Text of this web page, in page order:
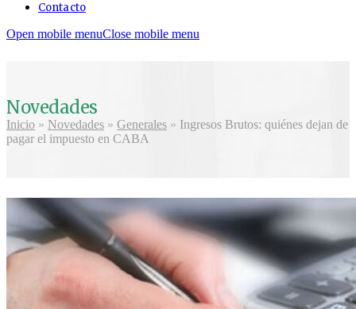
Contacto
Open mobile menuClose mobile menu
Novedades
Inicio » Novedades » Generales » Ingresos Brutos: quiénes dejan de
pagar el impuesto en CABA